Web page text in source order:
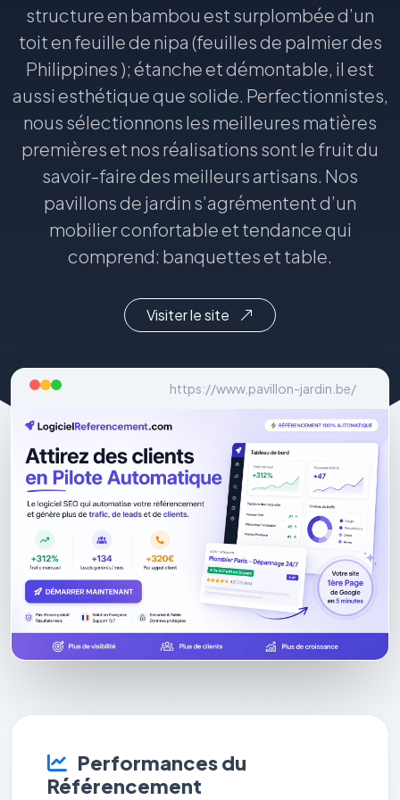
structure en bambou est surplombée d’un
toit en feuille de nipa (feuilles de palmier des
Philippines ); étanche et démontable, il est
aussi esthétique que solide. Perfectionnistes,
nous sélectionnons les meilleures matières
premières et nos réalisations sont le fruit du
savoir-faire des meilleurs artisans. Nos
pavillons de jardin s’agrémentent d’un
mobilier confortable et tendance qui
comprend: banquettes et table.
Visiter le site
https://www.pavillon-jardin.be/
Performances du
Référencement